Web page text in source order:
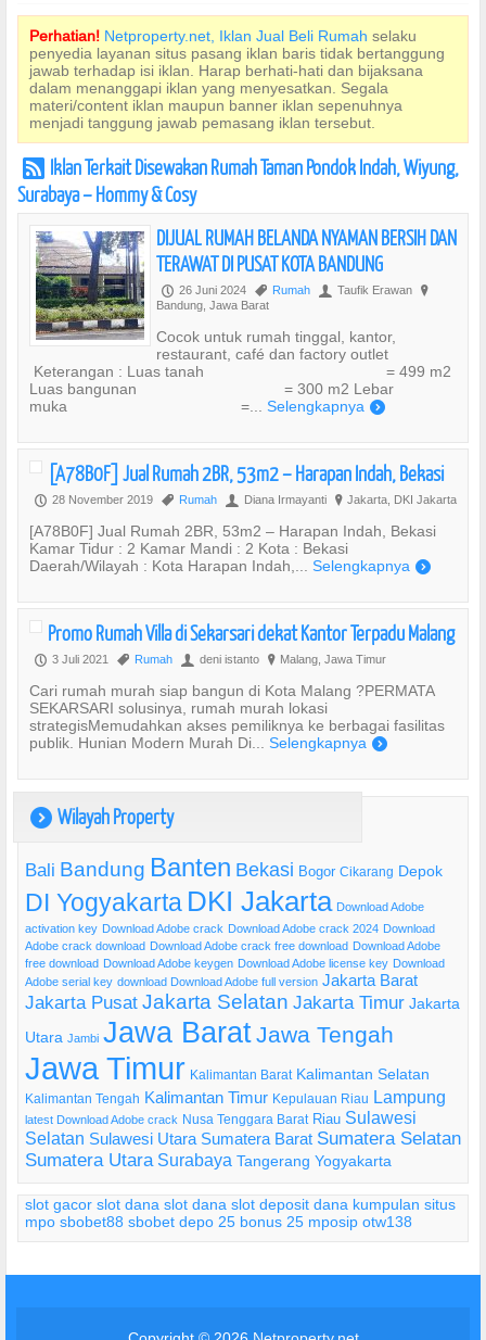
Perhatian! Netproperty.net, Iklan Jual Beli Rumah selaku
penyedia layanan situs pasang iklan baris tidak bertanggung
jawab terhadap isi iklan. Harap berhati-hati dan bijaksana
dalam menanggapi iklan yang menyesatkan. Segala
materi/content iklan maupun banner iklan sepenuhnya
menjadi tanggung jawab pemasang iklan tersebut.
r Iklan Terkait Disewakan Rumah Taman Pondok Indah, Wiyung,
Surabaya – Hommy & Cosy
DIJUAL RUMAH BELANDA NYAMAN BERSIH DAN
TERAWAT DI PUSAT KOTA BANDUNG
P 26 Juni 2024 , Rumah U Taufik Erawan ?
Bandung, Jawa Barat
Cocok untuk rumah tinggal, kantor,
restaurant, café dan factory outlet
Keterangan : Luas tanah = 499 m2
Luas bangunan = 300 m2 Lebar
muka =... Selengkapnya )
[A78B0F] Jual Rumah 2BR, 53m2 – Harapan Indah, Bekasi
P 28 November 2019 , Rumah U Diana Irmayanti ? Jakarta, DKI Jakarta
[A78B0F] Jual Rumah 2BR, 53m2 – Harapan Indah, Bekasi
Kamar Tidur : 2 Kamar Mandi : 2 Kota : Bekasi
Daerah/Wilayah : Kota Harapan Indah,... Selengkapnya )
Promo Rumah Villa di Sekarsari dekat Kantor Terpadu Malang
P 3 Juli 2021 , Rumah U deni istanto ? Malang, Jawa Timur
Cari rumah murah siap bangun di Kota Malang ?PERMATA
SEKARSARI solusinya, rumah murah lokasi
strategisMemudahkan akses pemiliknya ke berbagai fasilitas
publik. Hunian Modern Murah Di... Selengkapnya )
) Wilayah Property
Bali Bandung Banten Bekasi Bogor Cikarang Depok
DI Yogyakarta DKI Jakarta Download Adobe
activation key Download Adobe crack Download Adobe crack 2024 Download
Adobe crack download Download Adobe crack free download Download Adobe
free download Download Adobe keygen Download Adobe license key Download
Adobe serial key download Download Adobe full version Jakarta Barat
Jakarta Pusat Jakarta Selatan Jakarta Timur Jakarta
Utara Jambi Jawa BaratJawa Tengah
Jawa Timur Kalimantan Barat Kalimantan Selatan
Kalimantan Tengah Kalimantan Timur Kepulauan Riau Lampung
latest Download Adobe crack Nusa Tenggara Barat Riau Sulawesi
Selatan Sulawesi Utara Sumatera Barat Sumatera Selatan
Sumatera Utara Surabaya Tangerang Yogyakarta
slot gacor slot dana slot dana slot deposit dana kumpulan situs
mpo sbobet88 sbobet depo 25 bonus 25 mposip otw138